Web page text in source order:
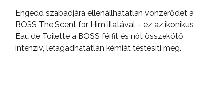
Engedd szabadjára ellenállhatatlan vonzerődet a
BOSS The Scent for Him illatával – ez az ikonikus
Eau de Toilette a BOSS férfit és nőt összekötő
intenzív, letagadhatatlan kémiát testesíti meg.